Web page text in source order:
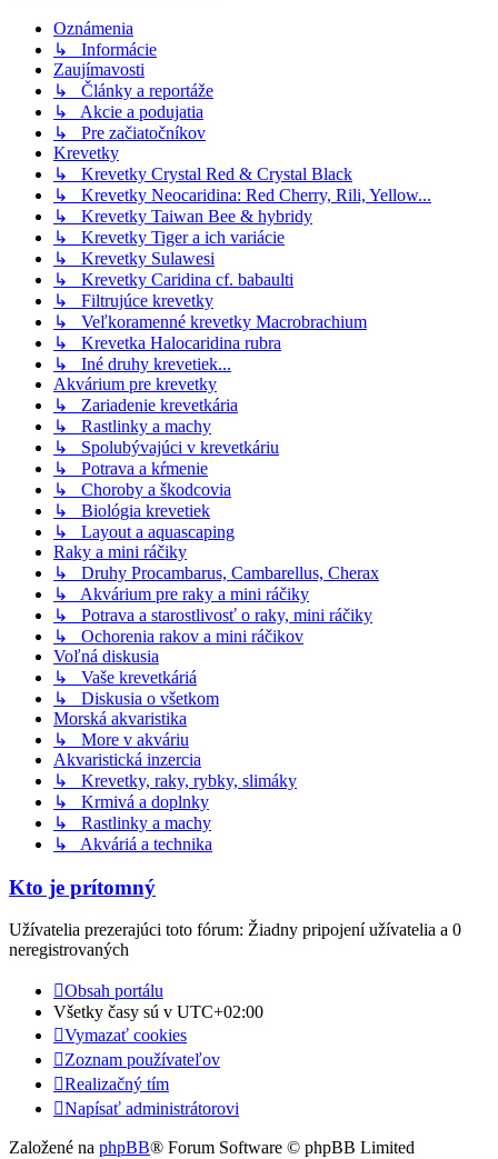
Oznámenia
↳ Informácie
Zaujímavosti
↳ Články a reportáže
↳ Akcie a podujatia
↳ Pre začiatočníkov
Krevetky
↳ Krevetky Crystal Red & Crystal Black
↳ Krevetky Neocaridina: Red Cherry, Rili, Yellow...
↳ Krevetky Taiwan Bee & hybridy
↳ Krevetky Tiger a ich variácie
↳ Krevetky Sulawesi
↳ Krevetky Caridina cf. babaulti
↳ Filtrujúce krevetky
↳ Veľkoramenné krevetky Macrobrachium
↳ Krevetka Halocaridina rubra
↳ Iné druhy krevetiek...
Akvárium pre krevetky
↳ Zariadenie krevetkária
↳ Rastlinky a machy
↳ Spolubývajúci v krevetkáriu
↳ Potrava a kŕmenie
↳ Choroby a škodcovia
↳ Biológia krevetiek
↳ Layout a aquascaping
Raky a mini ráčiky
↳ Druhy Procambarus, Cambarellus, Cherax
↳ Akvárium pre raky a mini ráčiky
↳ Potrava a starostlivosť o raky, mini ráčiky
↳ Ochorenia rakov a mini ráčikov
Voľná diskusia
↳ Vaše krevetkáriá
↳ Diskusia o všetkom
Morská akvaristika
↳ More v akváriu
Akvaristická inzercia
↳ Krevetky, raky, rybky, slimáky
↳ Krmivá a doplnky
↳ Rastlinky a machy
↳ Akváriá a technika
Kto je prítomný
Užívatelia prezerajúci toto fórum: Žiadny pripojení užívatelia a 0
neregistrovaných
Obsah portálu
Všetky časy sú v UTC+02:00
Vymazať cookies
Zoznam používateľov
Realizačný tím
Napísať administrátorovi
Založené na phpBB® Forum Software © phpBB Limited